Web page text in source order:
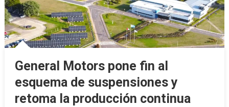
General Motors pone fin al
esquema de suspensiones y
retoma la producción continua